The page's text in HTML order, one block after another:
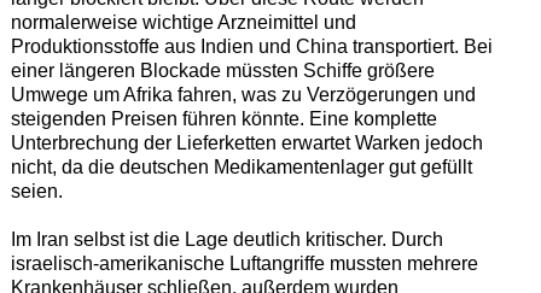
normalerweise wichtige Arzneimittel und
Produktionsstoffe aus Indien und China transportiert. Bei
einer längeren Blockade müssten Schiffe größere
Umwege um Afrika fahren, was zu Verzögerungen und
steigenden Preisen führen könnte. Eine komplette
Unterbrechung der Lieferketten erwartet Warken jedoch
nicht, da die deutschen Medikamentenlager gut gefüllt
seien.
Im Iran selbst ist die Lage deutlich kritischer. Durch
israelisch-amerikanische Luftangriffe mussten mehrere
Krankenhäuser schließen, außerdem wurden